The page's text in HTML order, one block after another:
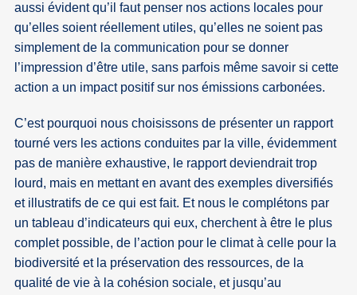
aussi évident qu’il faut penser nos actions locales pour
qu’elles soient réellement utiles, qu’elles ne soient pas
simplement de la communication pour se donner
l’impression d’être utile, sans parfois même savoir si cette
action a un impact positif sur nos émissions carbonées.
C’est pourquoi nous choisissons de présenter un rapport
tourné vers les actions conduites par la ville, évidemment
pas de manière exhaustive, le rapport deviendrait trop
lourd, mais en mettant en avant des exemples diversifiés
et illustratifs de ce qui est fait. Et nous le complétons par
un tableau d’indicateurs qui eux, cherchent à être le plus
complet possible, de l’action pour le climat à celle pour la
biodiversité et la préservation des ressources, de la
qualité de vie à la cohésion sociale, et jusqu’au